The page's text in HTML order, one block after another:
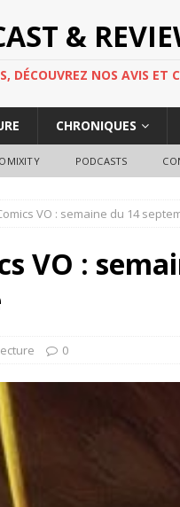
&
DÉCOUVREZ NOS AVIS ET
CHRONIQUES
PODCASTS
VO : semaine du 14
VO :
0